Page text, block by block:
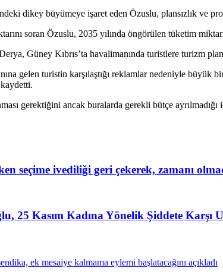
dikey büyümeye işaret eden Özuslu, plansızlık ve
soran Özuslu, 2035 yılında öngörülen tüketim
Güney Kıbrıs’ta havalimanında turistlere turizm
gelen turistin karşılaştığı reklamlar nedeniyle
gerektiğini ancak buralarda gerekli bütçe
seçime ivediliği geri çekerek, zamanı
25 Kasım Kadına Yönelik Şiddete Karşı